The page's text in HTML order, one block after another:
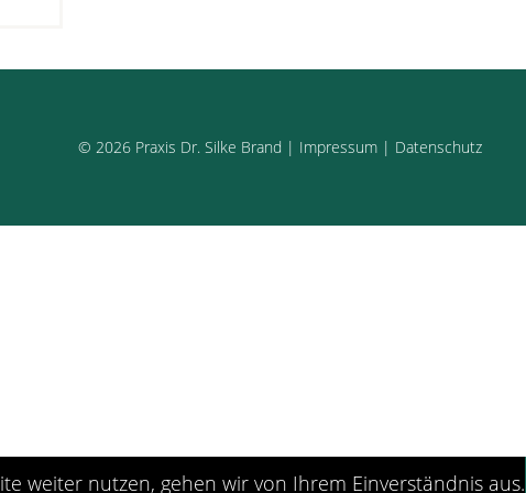
© 2026 Praxis Dr. Silke Brand | Impressum| Datenschutz
weiter nutzen, gehen wir von Ihrem Einverständnis aus.